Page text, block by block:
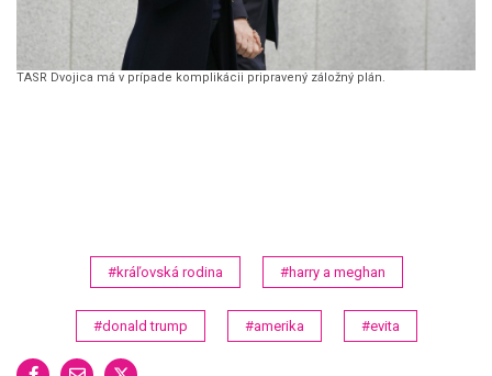
TASR Dvojica má v prípade komplikácii pripravený záložný plán.
#kráľovská rodina #harry a meghan
#donald trump #amerika #evita